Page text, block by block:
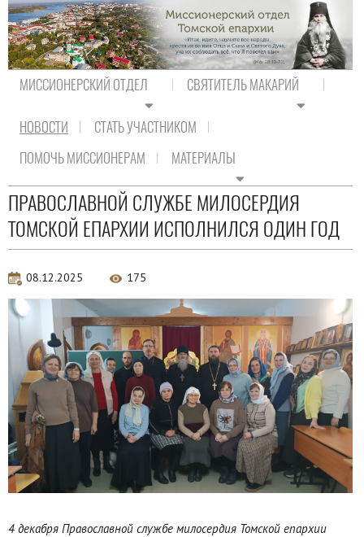
МИССИОНЕРСКИЙ ОТДЕЛ СВЯТИТЕЛЬ МАКАРИЙ
НОВОСТИ
СТАТЬ УЧАСТНИКОМ
ПОМОЧЬ МИССИОНЕРАМ
МАТЕРИАЛЫ
Новости епархии
ПРАВОСЛАВНОЙ СЛУЖБЕ МИЛОСЕРДИЯ
ТОМСКОЙ ЕПАРХИИ ИСПОЛНИЛСЯ ОДИН ГОД
08.12.2025 175
4 декабря Православной службе милосердия Томской епархии